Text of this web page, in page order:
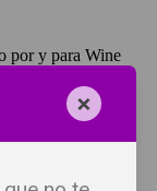
por y para Wine
propiedad
de ellos
su réplica con
×